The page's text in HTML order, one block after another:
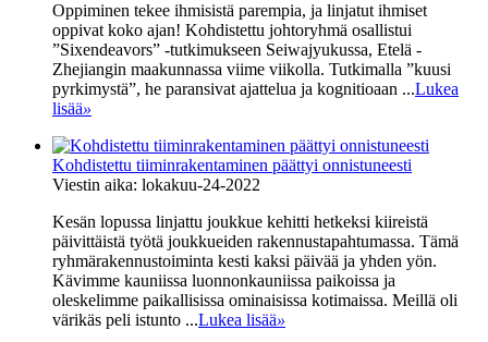
Oppiminen tekee ihmisistä parempia, ja linjatut ihmiset
oppivat koko ajan! Kohdistettu johtoryhmä osallistui
”Sixendeavors” -tutkimukseen Seiwajyukussa, Etelä -
Zhejiangin maakunnassa viime viikolla. Tutkimalla ”kuusi
pyrkimystä”, he paransivat ajattelua ja kognitioaan ...Lukea
lisää»
Kohdistettu tiiminrakentaminen päättyi onnistuneesti
Viestin aika: lokakuu-24-2022
Kesän lopussa linjattu joukkue kehitti hetkeksi kiireistä
päivittäistä työtä joukkueiden rakennustapahtumassa. Tämä
ryhmärakennustoiminta kesti kaksi päivää ja yhden yön.
Kävimme kauniissa luonnonkauniissa paikoissa ja
oleskelimme paikallisissa ominaisissa kotimaissa. Meillä oli
värikäs peli istunto ...Lukea lisää»